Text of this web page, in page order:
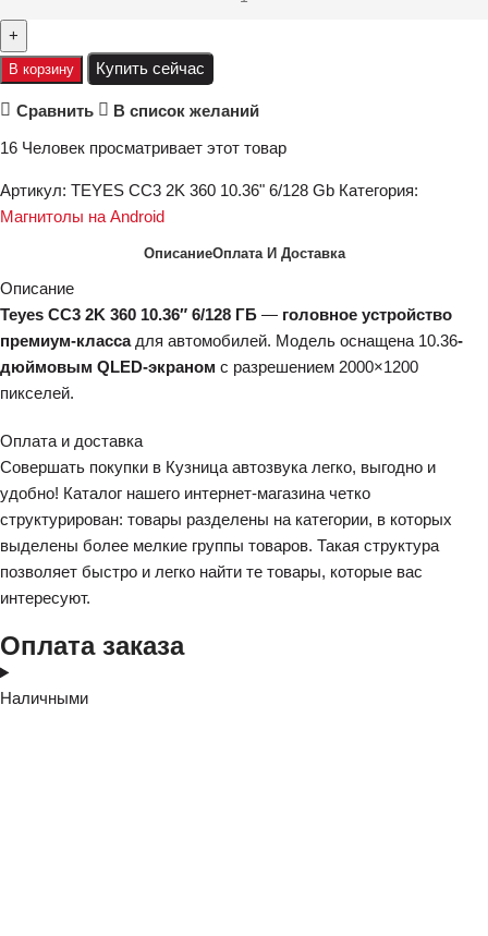
В корзину Купить сейчас
Сравнить В список желаний
16 Человек просматривает этот товар
Артикул: TEYES CC3 2K 360 10.36" 6/128 Gb Категория:
Магнитолы на Android
ОписаниеОплата И Доставка
Описание
Teyes CC3 2K 360 10.36″ 6/128 ГБ — головное устройство
премиум-классадля автомобилей. Модель оснащена 10.36-
дюймовым QLED-экраном с разрешением 2000×1200
пикселей.
Оплата и доставка
Совершать покупки в Кузница автозвука легко, выгодно и
удобно! Каталог нашего интернет-магазина четко
структурирован: товары разделены на категории, в которых
выделены более мелкие группы товаров. Такая структура
позволяет быстро и легко найти те товары, которые вас
интересуют.
Оплата заказа
Наличными